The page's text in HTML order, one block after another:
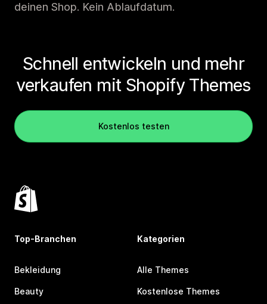
deinen Shop. Kein Ablaufdatum.
Schnell entwickeln und mehr
verkaufen mit Shopify Themes
Kostenlos testen
Top-Branchen
Bekleidung
Beauty
Kategorien
Alle Themes
Kostenlose Themes